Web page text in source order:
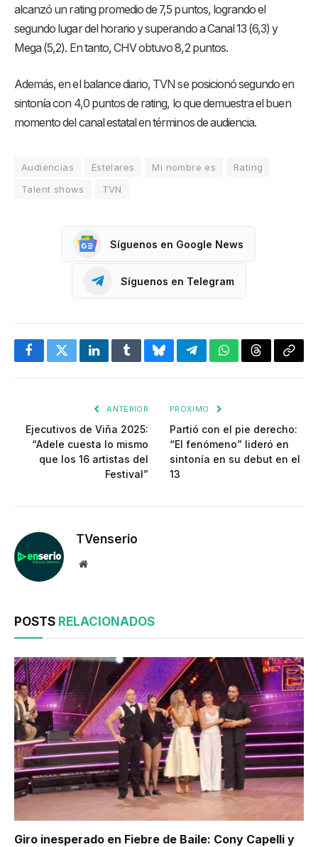
alcanzó un rating promedio de 7,5 puntos, logrando el
segundo lugar del horario y superando a Canal 13 (6,3) y
Mega (5,2). En tanto, CHV obtuvo 8,2 puntos.
Además, en el balance diario, TVN se posicionó segundo en
sintonía con 4,0 puntos de rating, lo que demuestra el buen
momento del canal estatal en términos de audiencia.
Audiencias Estelares Mi nombre es
Rating
Talent shows
TVN
Síguenos en Google News
Síguenos en Telegram
FacebookTwitterLinkedInTumblrBlueskyTelegramWhatsApp
Threads
ANTERIOR
Ejecutivos de Viña 2025:
“Adele cuesta lo mismo
que los 16 artistas del
Festival”
PRÓXIMO
Partió con el pie derecho:
“El fenómeno” lideró en
sintonía en su debut en el
13
TVenserio
Website
POSTS RELACIONADOS
Giro inesperado en Fiebre de Baile: Cony Capelli y